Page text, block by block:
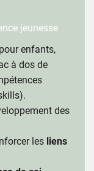
jeunesse
enfants,
à dos de
des
les liens